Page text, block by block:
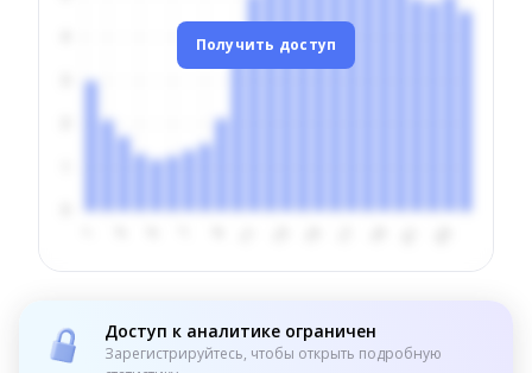
Получить доступ
Доступ к аналитике ограничен
Зарегистрируйтесь, чтобы открыть подробную